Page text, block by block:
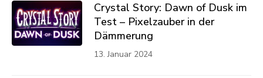
Crystal Story: Dawn of Dusk im
Test – Pixelzauber in der
Dämmerung
13. Januar 2024